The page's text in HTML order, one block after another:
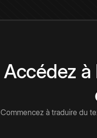
Accédez
Commencez à traduire du